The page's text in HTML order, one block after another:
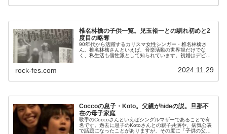
椎名林檎の子供一覧。児玉裕一との馴れ初めと2
度目の略奪
90年代から活躍するカリスマ女性シンガー・椎名林檎さ
ん。椎名林檎さんといえば、音楽活動の世界観だけでな
く、私生活も個性派として知られています。初婚はデビュ
rock-fes.com 2024.11.29
Coccoの息子・Koto。父親がhideの説。旦那不
在の母子家庭
歌手のCoccoさんといえばシングルマザーであることで有
名です。過去に息子のKotoさんとの親子共演や、病気公表
で話題になったことがありますが、その度に「子供の父親